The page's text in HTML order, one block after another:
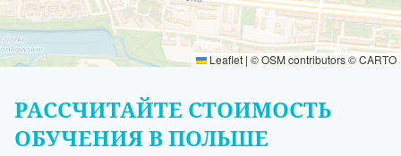
Leaflet | ©OSMcontributors ©CARTO
РАССЧИТАЙТЕ СТОИМОСТЬ
ОБУЧЕНИЯ В ПОЛЬШЕ